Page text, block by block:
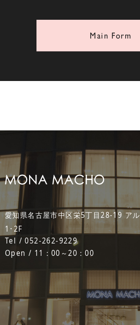
Main Form
愛知県名古屋市中区栄5丁目28-19 ア
1･2F
Tel / 052-262-9229
Open / 11：00～20：00